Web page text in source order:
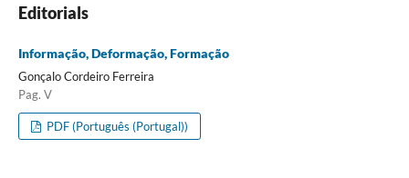
Editorials
Informação, Deformação, Formação
Gonçalo Cordeiro Ferreira
Pag. V
PDF (Português (Portugal))